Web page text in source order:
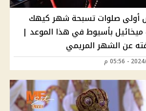
أولى صلوات تسبحة شهر كيهك
ميخائيل بأسيوط في هذا الموعد |
عن الشهر المريمي